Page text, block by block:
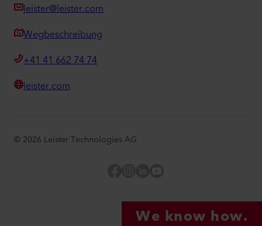
leister@leister.com
Wegbeschreibung
+41 41 662 74 74
leister.com
© 2026 Leister Technologies AG
We know how.